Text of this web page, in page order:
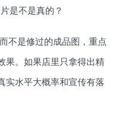
是不是真的？
不是修过的成品图，重点
果。如果店里只拿得出精
实水平大概率和宣传有落